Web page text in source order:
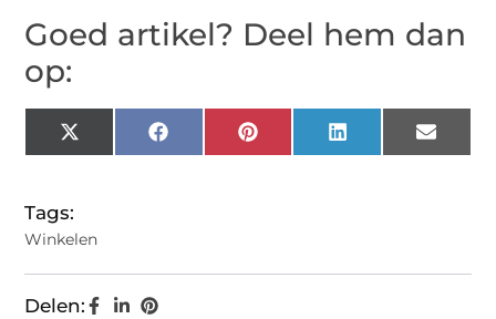
Goed artikel? Deel hem dan
op:
X
(Twitter)
FacebookPinterestLinkedIn Email
Tags:
Winkelen
Delen: